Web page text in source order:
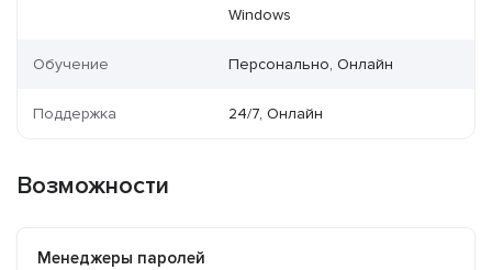
Windows
Обучение Персонально, Онлайн
Поддержка 24/7, Онлайн
Возможности
Менеджеры паролей